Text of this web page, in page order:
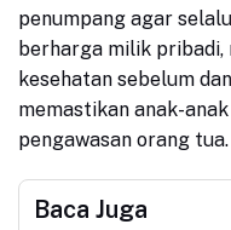
penumpang agar
berharga milik
kesehatan sebelum
memastikan anak-
pengawasan orang tua.
Baca Juga